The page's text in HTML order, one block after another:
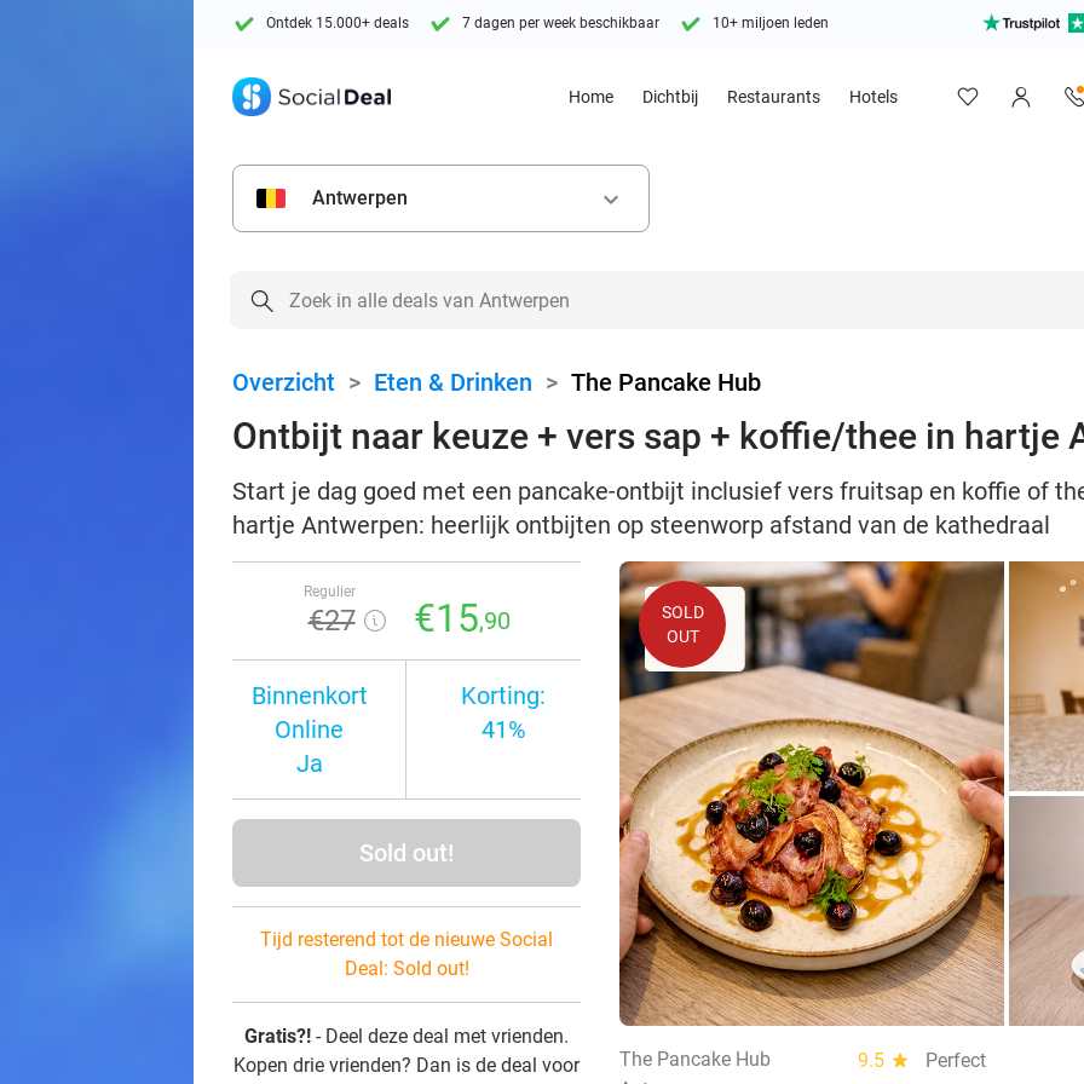
Ontdek 15.000+ deals 7 dagen per week beschikbaar 10+ miljoen leden
Home Dichtbij Restaurants Hotels
Antwerpen keyboard_arrow_down
Overzicht > Eten & Drinken > The Pancake Hub
Ontbijt naar keuze + vers sap + koffie/thee in hartje
Start je dag goed met een pancake-ontbijt inclusief vers fruitsap en koffie of
hartje Antwerpen: heerlijk ontbijten op steenworp afstand van de kathedraal
Regulier
€27 €15,90
Binnenkort
Online
Ja
Korting:
41%
Sold out!
Tijd resterend tot de nieuwe Social
Deal: Sold out!
Gratis?! - Deel deze deal met vrienden.
Kopen drie vrienden? Dan is de deal voor
SOLD
OUT
The Pancake Hub 9.5 star
Perfect